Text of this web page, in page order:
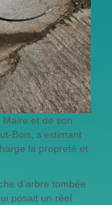
Maire et de son
Bois, s’estimant
la propreté et
d’arbre tombée
posait un réel